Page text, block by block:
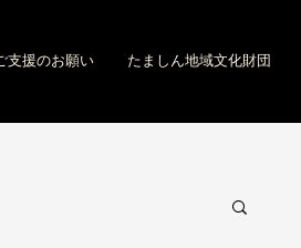
支援のお願い たましん地域文化財団